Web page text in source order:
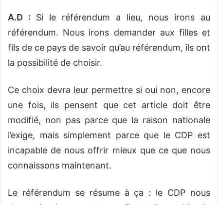
A.D : Si le référendum a lieu, nous irons au
référendum. Nous irons demander aux filles et
fils de ce pays de savoir qu’au référendum, ils ont
la possibilité de choisir.
Ce choix devra leur permettre si oui non, encore
une fois, ils pensent que cet article doit être
modifié, non pas parce que la raison nationale
l’exige, mais simplement parce que le CDP est
incapable de nous offrir mieux que ce que nous
connaissons maintenant.
Le référendum se résume à ça : le CDP nous